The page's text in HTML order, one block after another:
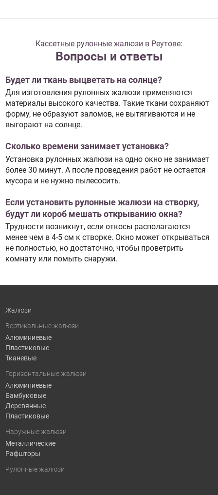
Кассетные рулонные жалюзи в Реутове:
Вопросы и ответы
Будет ли ткань выцветать на солнце?
Для изготовления рулонных жалюзи применяются
материалы высокого качества. Такие ткани сохраняют
форму, не образуют заломов, не вытягиваются и не
выгорают на солнце.
Сколько времени занимает установка?
Установка рулонных жалюзи на одно окно не занимает
более 30 минут. А после проведения работ не остается
мусора и не нужно пылесосить.
Если установить рулонные жалюзи на створку,
будут ли короб мешать открыванию окна?
Трудности возникнут, если откосы располагаются
менее чем в 4-5 см к створке. Окно может открываться
не полностью, но достаточно, чтобы проветрить
комнату или помыть снаружи.
Жалюзи
Вертикальные жалюзи
Алюминиевые
Пластиковые
Тканевые
Горизонтальные жалюзи
Алюминиевые
Бамбуковые
Деревянные
Пластиковые
Наружные жалюзи
Металлические
Рафшторы
Рулонные жалюзи